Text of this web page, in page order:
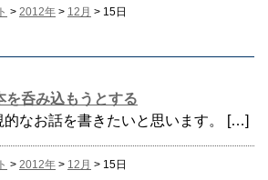
> 2012年 > 12月 > 15日
を呑み込もうとする
的なお話を書きたいと思います。 […]
> 2012年 > 12月 > 15日